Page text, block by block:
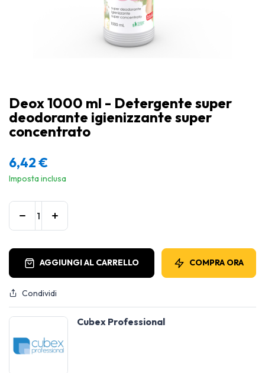
Deox 1000 ml - Detergente super
deodorante igienizzante super
concentrato
6,42€
Imposta inclusa
AGGIUNGI AL CARRELLO COMPRA ORA
Condividi
Cubex Professional